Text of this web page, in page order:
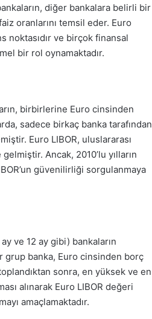
diğer bankalara belirli bir
oranlarını temsil eder. Euro
noktasıdır ve birçok finansal
bir rol oynamaktadır.
birbirlerine Euro cinsinden
sadece birkaç banka tarafından
Euro LIBOR, uluslararası
Ancak, 2010’lu yılların
güvenilirliği sorgulanmaya
ve 12 ay gibi) bankaların
grup banka, Euro cinsinden borç
sonra, en yüksek ve en
alınarak Euro LIBOR değeri
amaçlamaktadır.